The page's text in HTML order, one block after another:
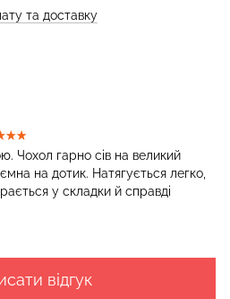
та доставку
Чохол гарно сів на великий
на дотик. Натягується легко,
у складки й справді
відгук